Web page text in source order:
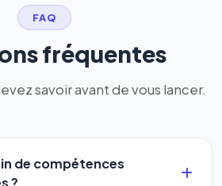
FAQ
fréquentes
savoir avant de vous lancer.
de compétences